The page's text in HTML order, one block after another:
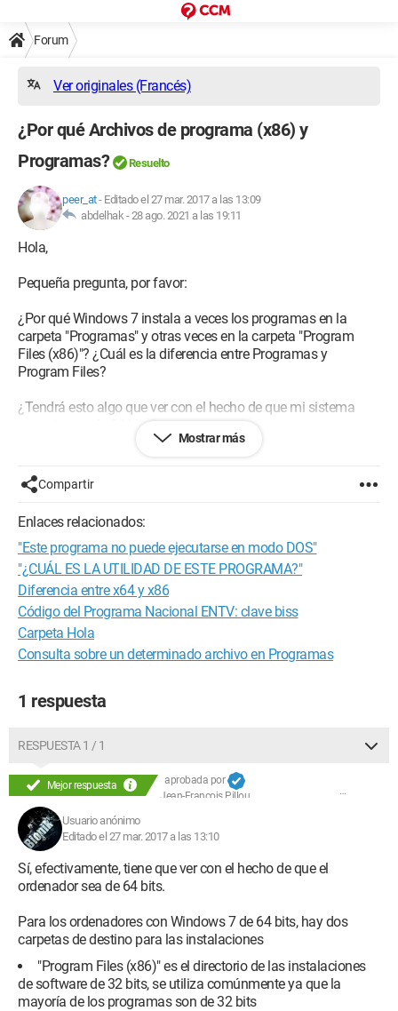
Forum
Ver originales (Francés)
¿Por qué Archivos de programa (x86) y
Programas?
Resuelto
peer_at- Editado el 27 mar. 2017 a las 13:09
abdelhak -28 ago. 2021 a las 19:11
Hola,
Pequeña pregunta, por favor:
¿Por qué Windows 7 instala a veces los programas en la
carpeta "Programas" y otras veces en la carpeta "Program
Files (x86)"? ¿Cuál es la diferencia entre Programas y
Program Files?
¿Tendrá esto algo que ver con el hecho de que mi sistema
Configuración:
Mostrar más
Compartir
Enlaces relacionados:
"Este programa no puede ejecutarse en modo DOS"
"¿CUÁL ES LA UTILIDAD DE ESTE PROGRAMA?"
Diferencia entre x64 y x86
Código del Programa Nacional ENTV: clave biss
Carpeta Hola
Consulta sobre un determinado archivo en Programas
1 respuesta
RESPUESTA 1 / 1
Mejor respuesta
aprobada por
Jean-François Pillou
Usuario anónimo
Editado el 27 mar. 2017 a las 13:10
Sí, efectivamente, tiene que ver con el hecho de que el
ordenador sea de 64 bits.
Para los ordenadores con Windows 7 de 64 bits, hay dos
carpetas de destino para las instalaciones
"Program Files (x86)" es el directorio de las instalaciones
de software de 32 bits, se utiliza comúnmente ya que la
mayoría de los programas son de 32 bits